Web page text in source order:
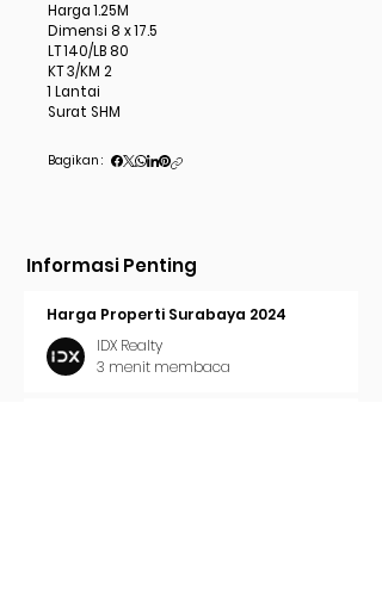
Harga 1.25M
Dimensi 8 x 17.5
LT 140/LB 80
KT 3/KM 2
1 Lantai
Surat SHM
Bagikan :
Informasi Penting
Harga Properti Surabaya 2024
IDX Realty
3 menit membaca